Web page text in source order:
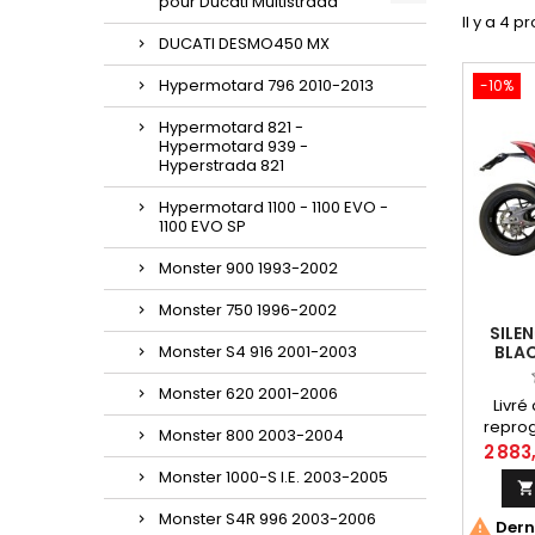
DUCATI DESMO450 MX
Hypermotard 796 2010-2013
Hypermotard 821 -
Hypermotard 939 -
Hyperstrada 821
Hypermotard 1100 - 1100 EVO -
1100 EVO SP
Monster 900 1993-2002
Monster 750 1996-2002
Monster S4 916 2001-2003
Monster 620 2001-2006
Monster 800 2003-2004
Monster 1000-S I.E. 2003-2005
Monster S4R 996 2003-2006
Il y a 4
-10%
Livré
un
2

